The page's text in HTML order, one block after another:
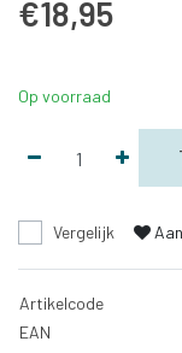
€18,95
Op voorraad
Vergelijk
Artikelcode
EAN